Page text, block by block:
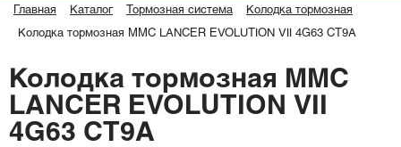
Главная Каталог Тормозная система Колодка тормозная
Колодка тормозная MMC LANCER EVOLUTION VII 4G63 CT9A
Колодка тормозная MMC
LANCER EVOLUTION VII
4G63 CT9A